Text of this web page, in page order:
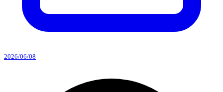
2026/06/08